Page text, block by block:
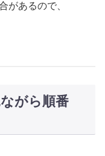
があるので、
がら順番